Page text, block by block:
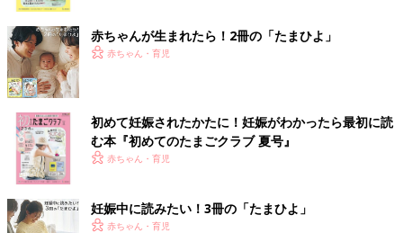
赤ちゃんが生まれたら！2冊の「たまひよ」
赤ちゃん・育児
初めて妊娠されたかたに！妊娠がわかったら最初に読
む本『初めてのたまごクラブ 夏号』
赤ちゃん・育児
妊娠中に読みたい！3冊の「たまひよ」
赤ちゃん・育児